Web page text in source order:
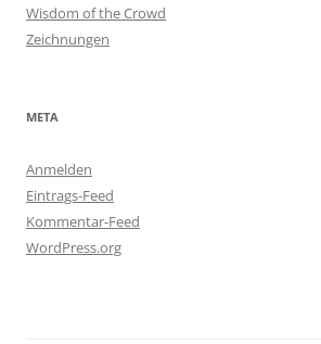
Wisdom of the Crowd
Zeichnungen
META
Anmelden
Eintrags-Feed
Kommentar-Feed
WordPress.org